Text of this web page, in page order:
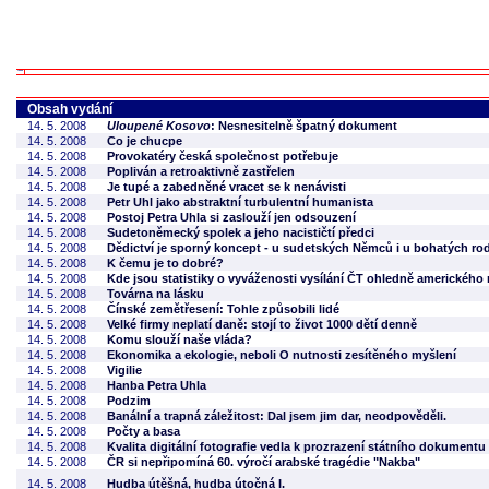
Obsah vydání
14. 5. 2008 Uloupené Kosovo: Nesnesitelně špatný dokument
14. 5. 2008
Co je chucpe
14. 5. 2008
Provokatéry česká společnost potřebuje
14. 5. 2008
Popliván a retroaktivně zastřelen
14. 5. 2008
Je tupé a zabedněné vracet se k nenávisti
14. 5. 2008
Petr Uhl jako abstraktní turbulentní humanista
14. 5. 2008
Postoj Petra Uhla si zaslouží jen odsouzení
14. 5. 2008
Sudetoněmecký spolek a jeho nacističtí předci
14. 5. 2008
Dědictví je sporný koncept - u sudetských Němců i u bohatých
14. 5. 2008
K čemu je to dobré?
14. 5. 2008
Kde jsou statistiky o vyváženosti vysílání ČT ohledně amerického
14. 5. 2008
Továrna na lásku
14. 5. 2008
Čínské zemětřesení: Tohle způsobili lidé
14. 5. 2008
Velké firmy neplatí daně: stojí to život 1000 dětí denně
14. 5. 2008
Komu slouží naše vláda?
14. 5. 2008
Ekonomika a ekologie, neboli O nutnosti zesítěného myšlení
14. 5. 2008
Vigilie
14. 5. 2008
Hanba Petra Uhla
14. 5. 2008
Podzim
14. 5. 2008
Banální a trapná záležitost: Dal jsem jim dar, neodpověděli.
14. 5. 2008
Počty a basa
14. 5. 2008
Kvalita digitální fotografie vedla k prozrazení státního dokumentu
14. 5. 2008
ČR si nepřipomíná 60. výročí arabské tragédie "Nakba"
14. 5. 2008
Hudba útěšná, hudba útočná I.